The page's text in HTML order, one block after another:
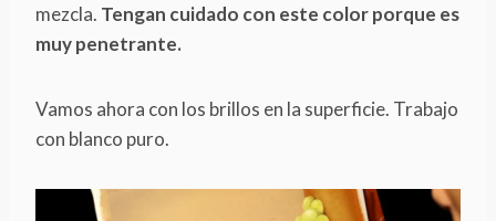
mezcla. Tengan cuidado con este color porque es
muy penetrante.
Vamos ahora con los brillos en la superficie. Trabajo
con blanco puro.